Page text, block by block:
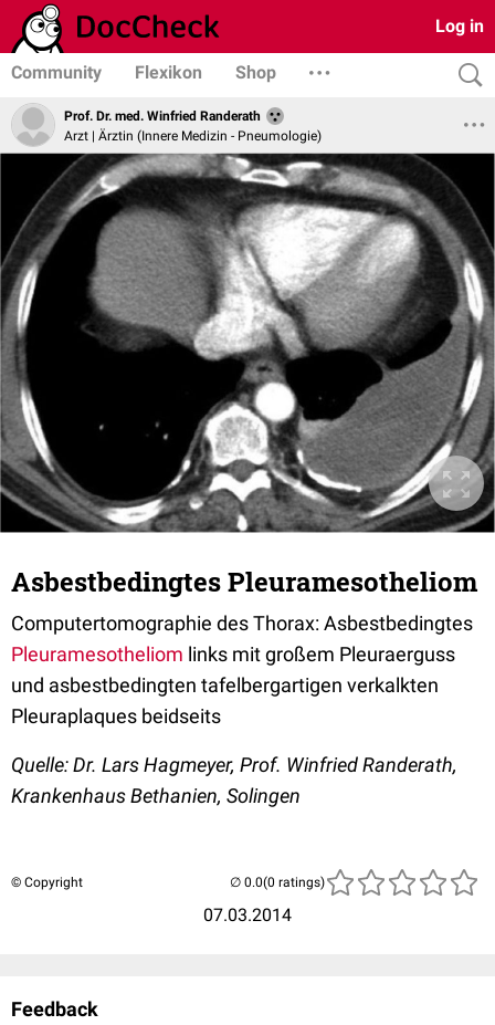
Log in
Community Flexikon Shop
Prof. Dr. med. Winfried Randerath
Arzt | Ärztin (Innere Medizin - Pneumologie)
Asbestbedingtes Pleuramesotheliom
Computertomographie des Thorax: Asbestbedingtes
Pleuramesotheliom links mit großem Pleuraerguss
und asbestbedingten tafelbergartigen verkalkten
Pleuraplaques beidseits
Quelle: Dr. Lars Hagmeyer, Prof. Winfried Randerath,
Krankenhaus Bethanien, Solingen
© Copyright
07.03.2014
(0 ratings)
Feedback